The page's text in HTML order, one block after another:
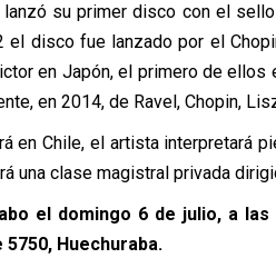
lanzó su primer disco con el
el disco fue lanzado por el
en Japón, el primero de
en 2014, de Ravel, Chopin,
en Chile, el artista interpretará
una clase magistral privada
el domingo 6 de julio, a
Huechuraba.